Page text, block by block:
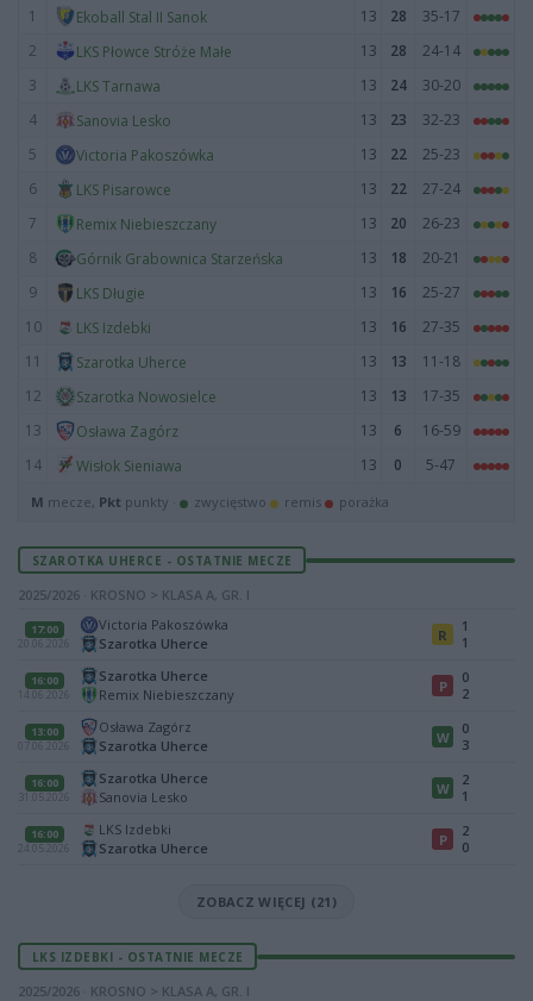
1 Ekoball Stal II Sanok 13 28
35-17
2
LKS Płowce Stróże Małe 13 28
24-14
3
LKS Tarnawa 13 24
30-20
4
Sanovia Lesko 13 23
32-23
5
Victoria Pakoszówka 13 22
25-23
6
LKS Pisarowce 13 22
27-24
7
Remix Niebieszczany 13 20
26-23
8
Górnik Grabownica Starzeńska 13 18
20-21
9
LKS Długie 13 16
25-27
10
LKS Izdebki 13 16
27-35
11
Szarotka Uherce 13 13
11-18
12
Szarotka Nowosielce 13 13
17-35
13
Osława Zagórz 13 6
16-59
14
Wisłok Sieniawa 13 0 5-47
M mecze, Pkt punkty · zwycięstwo remis porażka
SZAROTKA UHERCE - OSTATNIE MECZE
2025/2026 · KROSNO > KLASA A, GR. I
17:00
20.06.2026
Victoria Pakoszówka
Szarotka Uherce
R
1
1
16:00
14.06.2026
Szarotka Uherce
Remix Niebieszczany
P
0
2
13:00
07.06.2026
Osława Zagórz
Szarotka Uherce
W
0
3
16:00
31.05.2026
Szarotka Uherce
Sanovia Lesko
W
2
1
16:00
24.05.2026
LKS Izdebki
Szarotka Uherce
P
2
0
ZOBACZ WIĘCEJ (21)
LKS IZDEBKI - OSTATNIE MECZE
2025/2026 · KROSNO > KLASA A, GR. I